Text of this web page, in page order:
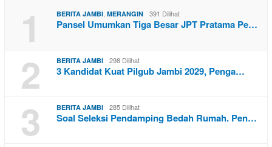
1 BERITA JAMBI, MERANGIN 391 Dilihat
Pansel Umumkan Tiga Besar JPT Pratama Pe…
2 BERITA JAMBI 298 Dilihat
3 Kandidat Kuat Pilgub Jambi 2029, Penga…
3 BERITA JAMBI 285 Dilihat
Soal Seleksi Pendamping Bedah Rumah. Pen…